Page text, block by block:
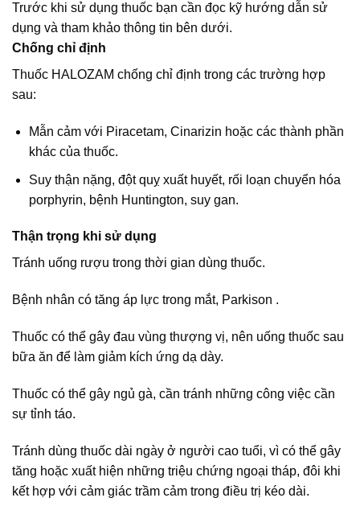
Trước khi sử dụng thuốc bạn cần đọc kỹ hướng dẫn sử
dụng và tham khảo thông tin bên dưới.
Chống chỉ định
Thuốc HALOZAM chống chỉ định trong các trường hợp
sau:
Mẫn cảm với Piracetam, Cinarizin hoặc các thành phần
khác của thuốc.
Suy thận nặng, đột quỵ xuất huyết, rối loạn chuyển hóa
porphyrin, bệnh Huntington, suy gan.
Thận trọng khi sử dụng
Tránh uống rượu trong thời gian dùng thuốc.
Bệnh nhân có tăng áp lực trong mắt, Parkison .
Thuốc có thể gây đau vùng thượng vị, nên uống thuốc sau
bữa ăn để làm giảm kích ứng dạ dày.
Thuốc có thể gây ngủ gà, cần tránh những công việc cần
sự tỉnh táo.
Tránh dùng thuốc dài ngày ở người cao tuổi, vì có thể gây
tăng hoặc xuất hiện những triệu chứng ngoại tháp, đôi khi
kết hợp với cảm giác trầm cảm trong điều trị kéo dài.